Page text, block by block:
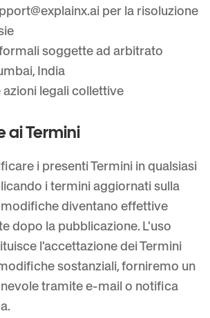
per la risoluzione
soggette ad arbitrato
India
azioni legali collettive
ai Termini
i presenti Termini in qualsiasi
i termini aggiornati sulla
diventano effettive
dopo la pubblicazione. L'uso
l'accettazione dei Termini
sostanziali, forniremo un
tramite e-mail o notifica